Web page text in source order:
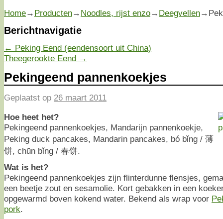
Home→ Producten→ Noodles, rijst enzo→ Deegvellen→
Berichtnavigatie
← Peking Eend (eendensoort uit China)
Theegerookte Eend →
Pekingeend pannenkoekjes
Geplaatst op 26 maart 2011
Hoe heet het?
Pekingeend pannenkoekjes, Mandarijn pannenkoekje,
Peking duck pancakes, Mandarin pancakes, bó bǐng / 薄
饼, chūn bǐng / 春饼.
Wat is het?
Pekingeend pannenkoekjes zijn flinterdunne flensjes,
een beetje zout en sesamolie. Kort gebakken in een
opgewarmd boven kokend water. Bekend als wrap voor
pork.